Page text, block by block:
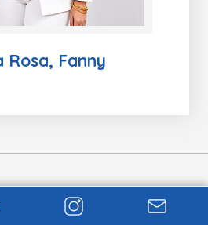
Rosa, Fanny
APEDE COCLÉ